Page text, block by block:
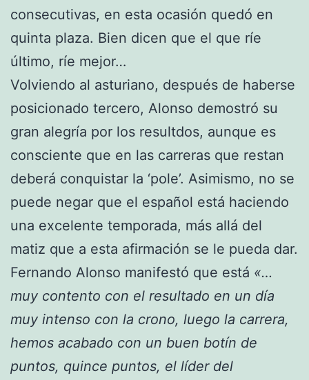
consecutivas, en esta ocasión quedó en
quinta plaza. Bien dicen que el que ríe
último, ríe mejor…
Volviendo al asturiano, después de haberse
posicionado tercero, Alonso demostró su
gran alegría por los resultdos, aunque es
consciente que en las carreras que restan
deberá conquistar la ‘pole’. Asimismo, no se
puede negar que el español está haciendo
una excelente temporada, más allá del
matiz que a esta afirmación se le pueda dar.
Fernando Alonso manifestó que está «…
muy contento con el resultado en un día
muy intenso con la crono, luego la carrera,
hemos acabado con un buen botín de
puntos, quince puntos, el líder del